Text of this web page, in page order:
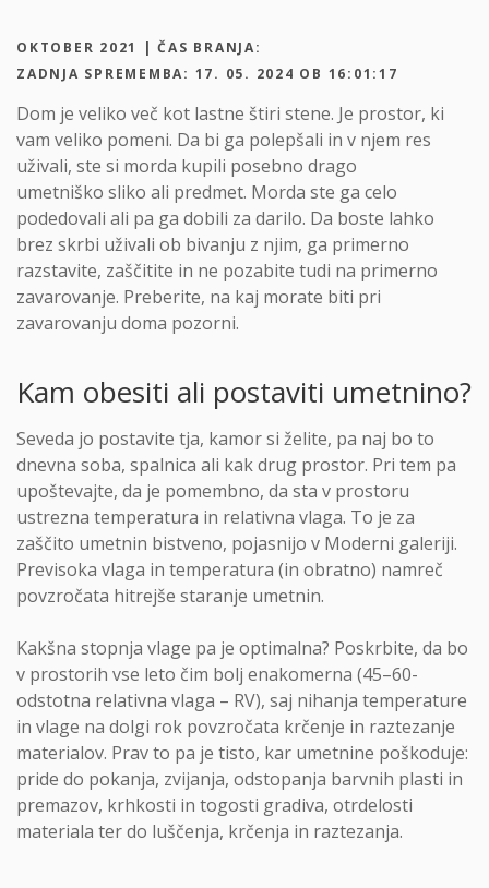
OKTOBER 2021 | ČAS BRANJA:
ZADNJA SPREMEMBA: 17. 05. 2024 OB 16:01:17
Dom je veliko več kot lastne štiri stene. Je prostor, ki
vam veliko pomeni. Da bi ga polepšali in v njem res
uživali, ste si morda kupili posebno drago
umetniško sliko ali predmet. Morda ste ga celo
podedovali ali pa ga dobili za darilo. Da boste lahko
brez skrbi uživali ob bivanju z njim, ga primerno
razstavite, zaščitite in ne pozabite tudi na primerno
zavarovanje. Preberite, na kaj morate biti pri
zavarovanju doma pozorni.
Kam obesiti ali postaviti umetnino?
Seveda jo postavite tja, kamor si želite, pa naj bo to
dnevna soba, spalnica ali kak drug prostor. Pri tem pa
upoštevajte, da je pomembno, da sta v prostoru
ustrezna temperatura in relativna vlaga. To je za
zaščito umetnin bistveno, pojasnijo v Moderni galeriji.
Previsoka vlaga in temperatura (in obratno) namreč
povzročata hitrejše staranje umetnin.
Kakšna stopnja vlage pa je optimalna? Poskrbite, da bo
v prostorih vse leto čim bolj enakomerna (45–60-
odstotna relativna vlaga – RV), saj nihanja temperature
in vlage na dolgi rok povzročata krčenje in raztezanje
materialov. Prav to pa je tisto, kar umetnine poškoduje:
pride do pokanja, zvijanja, odstopanja barvnih plasti in
premazov, krhkosti in togosti gradiva, otrdelosti
materiala ter do luščenja, krčenja in raztezanja.